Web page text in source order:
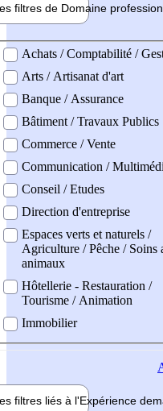
filtres de Domaine pro
professionel
Achats / Comptabilité /
Arts / Artisanat d'art
Banque / Assurance
Bâtiment / Travaux Publics
Commerce / Vente
Communication /
Conseil / Etudes
Direction d'entreprise
Espaces verts et naturels /
Agriculture / Pêche / Soins
animaux
Hôtellerie - Restauration /
Tourisme / Animation
Immobilier
filtres liés à l'Expérience